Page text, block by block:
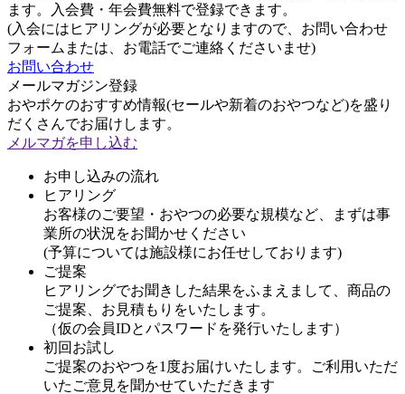
ます。入会費・年会費無料で登録できます。
(入会にはヒアリングが必要となりますので、お問い合わせ
フォームまたは、お電話でご連絡くださいませ)
お問い合わせ
メールマガジン登録
おやポケのおすすめ情報(セールや新着のおやつなど)を盛り
だくさんでお届けします。
メルマガを申し込む
お申し込みの流れ
ヒアリング
お客様のご要望・おやつの必要な規模など、まずは事
業所の状況をお聞かせください
(予算については施設様にお任せしております)
ご提案
ヒアリングでお聞きした結果をふまえまして、商品の
ご提案、お見積もりをいたします。
（仮の会員IDとパスワードを発行いたします）
初回お試し
ご提案のおやつを1度お届けいたします。ご利用いただ
いたご意見を聞かせていただきます